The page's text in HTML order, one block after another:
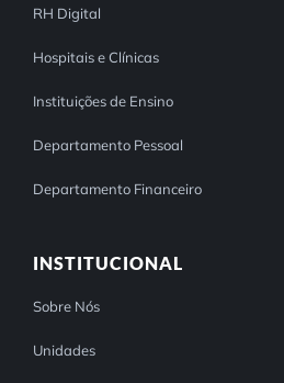
RH Digital
Hospitais e Clínicas
Instituições de Ensino
Departamento Pessoal
Departamento Financeiro
INSTITUCIONAL
Sobre Nós
Unidades